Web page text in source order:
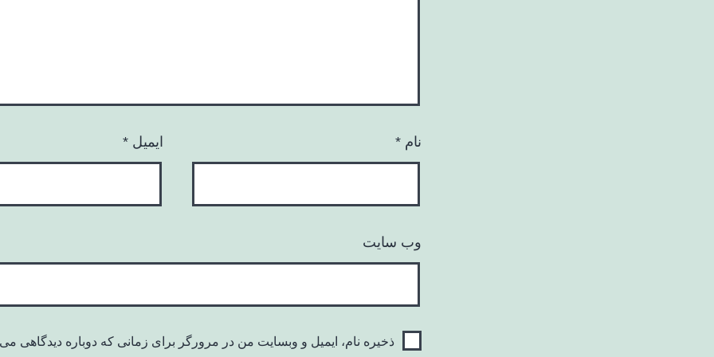
نام * ایمیل *
وب‌ سایت
ذخیره نام، ایمیل و وبسایت من در مرورگر برای زمانی که دوباره دیدگاهی